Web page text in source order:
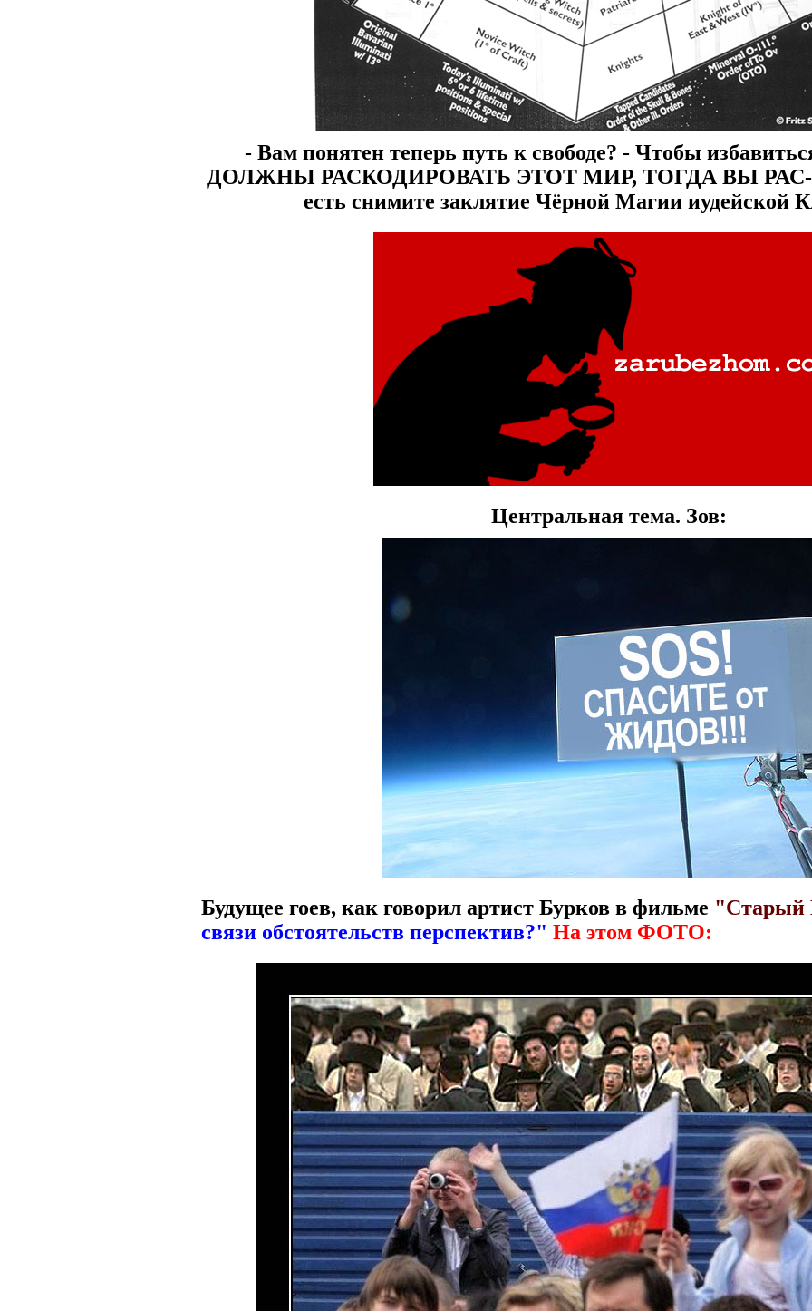
- Вам понятен теперь путь к свободе? - Чтобы
ДОЛЖНЫ РАСКОДИРОВАТЬ ЭТОТ МИР, ТОГДА ВЫ
есть снимите заклятие Чёрной Магии
Центральная тема. Зов:
Будущее гоев, как говорил артист Бурков в фильме "Старый
связи обстоятельств перспектив?" На этом ФОТО: